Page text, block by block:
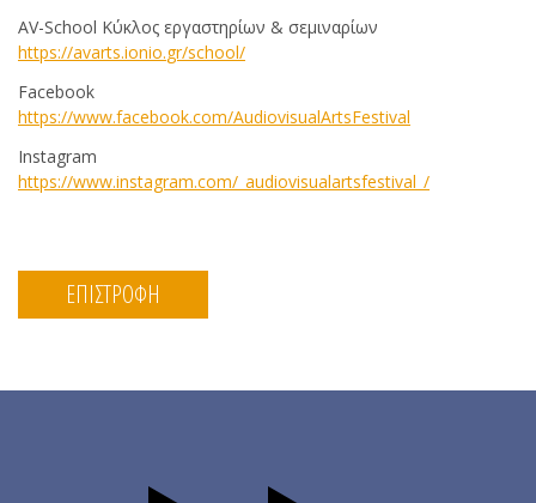
AV-School Κύκλος εργαστηρίων & σεμιναρίων
https://avarts.ionio.gr/school/
Facebook
https://www.facebook.com/AudiovisualArtsFestival
Instagram
https://www.instagram.com/_audiovisualartsfestival_/
ΕΠΙΣΤΡΟΦΗ